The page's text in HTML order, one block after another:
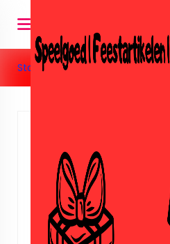
Startseite» Rode hart ballonnen